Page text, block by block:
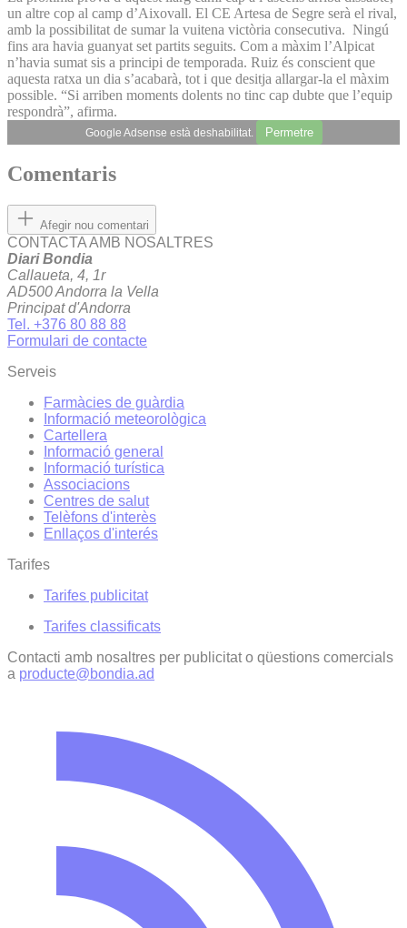
un altre cop al camp d’Aixovall. El CE Artesa de Segre serà el rival,
amb la possibilitat de sumar la vuitena victòria consecutiva. Ningú
fins ara havia guanyat set partits seguits. Com a màxim l’Alpicat
n’havia sumat sis a principi de temporada. Ruiz és conscient que
aquesta ratxa un dia s’acabarà, tot i que desitja allargar-la el màxim
possible. “Si arriben moments dolents no tinc cap dubte que l’equip
respondrà”, afirma.
Google Adsense està deshabilitat. Permetre
Comentaris
Afegir nou comentari
CONTACTA AMB NOSALTRES
Diari Bondia
Callaueta, 4, 1r
AD500 Andorra la Vella
Principat d'Andorra
Tel. +376 80 88 88
Formulari de contacte
Serveis
Farmàcies de guàrdia
Informació meteorològica
Cartellera
Informació general
Informació turística
Associacions
Centres de salut
Telèfons d'interès
Enllaços d'interés
Tarifes
Tarifes publicitat
Tarifes classificats
Contacti amb nosaltres per publicitat o qüestions comercials
a producte@bondia.ad